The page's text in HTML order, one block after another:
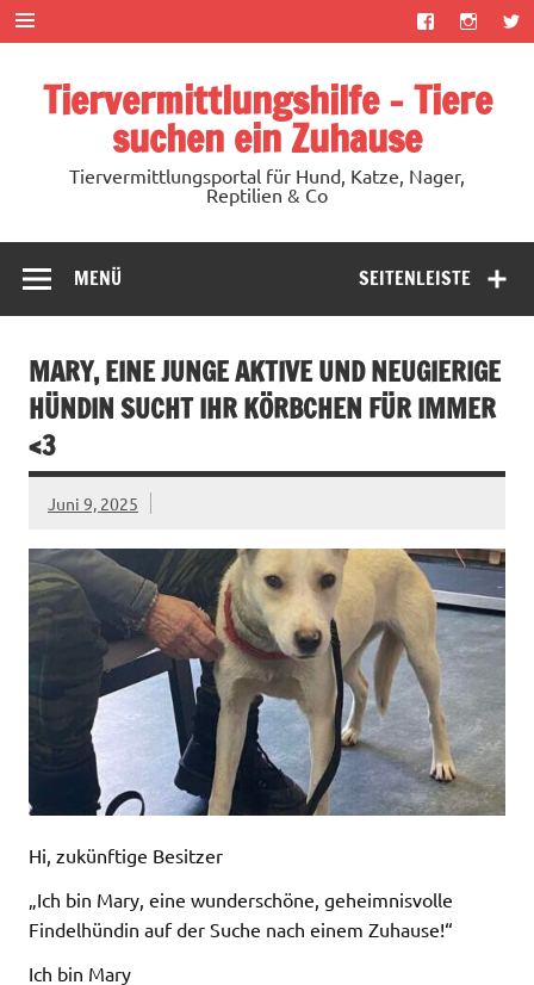
Zum
Inhalt
springen
Tiervermittlungshilfe – Tiere
suchen ein Zuhause
Tiervermittlungsportal für Hund, Katze, Nager,
Reptilien & Co
SEITENLEISTE
MENÜ
MARY, EINE JUNGE AKTIVE UND NEUGIERIGE
HÜNDIN SUCHT IHR KÖRBCHEN FÜR IMMER
<3
Juni 9, 2025
Hi, zukünftige Besitzer
„Ich bin Mary, eine wunderschöne, geheimnisvolle
Findelhündin auf der Suche nach einem Zuhause!“
Ich bin Mary